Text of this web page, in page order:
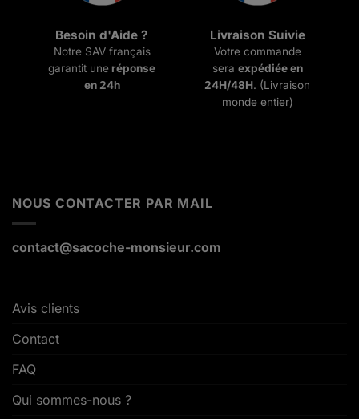
Besoin d'Aide ?
Notre SAV français
garantit une réponse
en 24h
Livraison Suivie
Votre commande
sera expédiée en
24H/48H. (Livraison
monde entier)
NOUS CONTACTER PAR MAIL
contact@sacoche-monsieur.com
Avis clients
Contact
FAQ
Qui sommes-nous ?